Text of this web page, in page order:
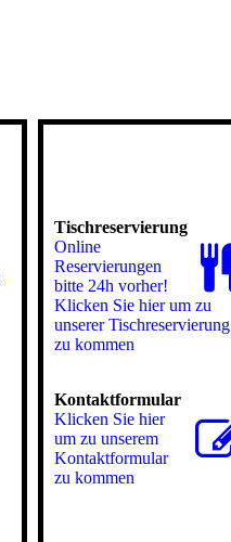
Tischreservierung
Online
Reservierungen
bitte 24h vorher!
Klicken Sie hier um zu
unserer Tisch­re­ser­vie­rung
zu kommen
Kontaktformular
Klicken Sie hier
um zu unserem
Kon­takt­for­mu­lar
zu kommen